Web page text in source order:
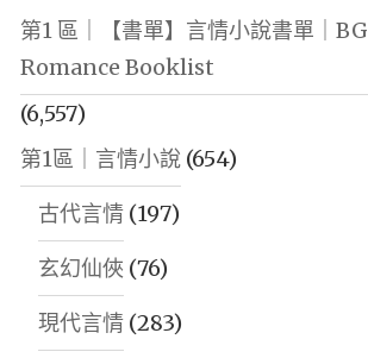
第1 區｜【書單】言情小說書單｜BG
Romance Booklist
(6,557)
第1區｜言情小說(654)
古代言情(197)
玄幻仙俠 (76)
現代言情(283)